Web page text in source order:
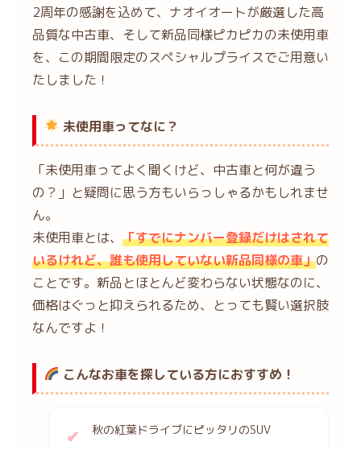
2周年の感謝を込めて、ナオイオートが厳選した高
品質な中古車、そして新品同様ピカピカの未使用車
を、この期間限定のスペシャルプライスでご用意い
たしました！
未使用車ってなに？
「未使用車ってよく聞くけど、中古車と何が違う
の？」と疑問に思う方もいらっしゃるかもしれませ
ん。
未使用車とは、 「すでにナンバー登録だけはされて
いるけれど、誰も使用していない新品同様の車」の
ことです。新品とほとんど変わらない状態なのに、
価格はぐっと抑えられるため、とっても賢い選択肢
なんですよ！
こんなお車を探している方におすすめ！
秋の紅葉ドライブにピッタリのSUV